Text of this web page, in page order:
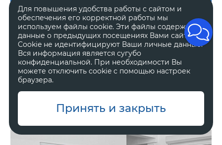
Оставить заявку
Альметьевск
Great Wall Poer
Премиум
3 699 000 ₽
Для повышения удобства работы с сайтом и
обеспечения его корректной работы мы
используем файлы cookie. Эти файлы содержат
данные о предыдущих посещениях Вами сайта.
Cookie не идентифицируют Ваши личные данные.
Вся информация является сугубо
конфиденциальной. При необходимости Вы
можете отключить cookie с помощью настроек
браузера.
Принять и закрыть